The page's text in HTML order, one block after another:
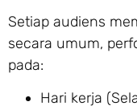
Setiap audiens
secara umum,
pada:
Hari kerja